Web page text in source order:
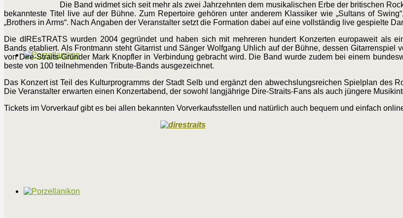
Die Band widmet sich seit mehr als zwei Jahrzehnten dem musikalischen Erbe der britischen
bekannteste Titel live auf der Bühne. Zum Repertoire gehören unter anderem Klassiker wie „Sultans of
„Brothers in Arms“. Nach Angaben der Veranstalter setzt die Formation dabei auf eine vollständig live gespielte
Die dIREsTRATS wurden 2004 gegründet und haben sich mit mehreren hundert Konzerten europaweit als
Bands etabliert. Als Frontmann steht Gitarrist und Sänger Wolfgang Uhlich auf der Bühne, dessen Gitarrenspiel
von Dire-Straits-Gründer Mark Knopfler in Verbindung gebracht wird. Die Band wurde zudem bei einem
beste von 100 teilnehmenden Tribute-Bands ausgezeichnet.
Das Konzert ist Teil des Kulturprogramms der Stadt Selb und ergänzt den abwechslungsreichen Spielplan des
Die Veranstalter erwarten einen Konzertabend, der sowohl langjährige Dire-Straits-Fans als auch jüngere
Tickets im Vorverkauf gibt es bei allen bekannten Vorverkaufsstellen und natürlich auch bequem und einfach